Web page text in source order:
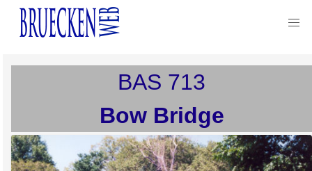
BAS 713
Bow Bridge